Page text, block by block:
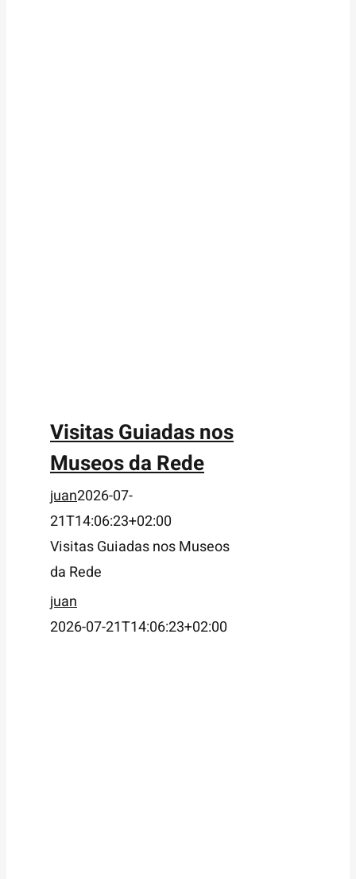
Visitas Guiadas nos
Museos da Rede
juan2026-07-
21T14:06:23+02:00
Visitas Guiadas nos Museos
da Rede
juan
2026-07-21T14:06:23+02:00